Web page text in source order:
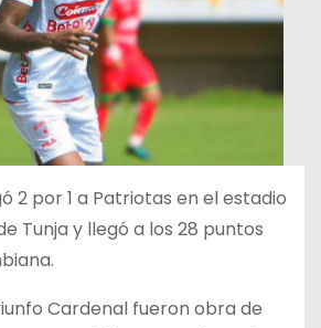
2 por 1 a Patriotas en el estadio
Tunja y llegó a los 28 puntos
Cardenal fueron obra de